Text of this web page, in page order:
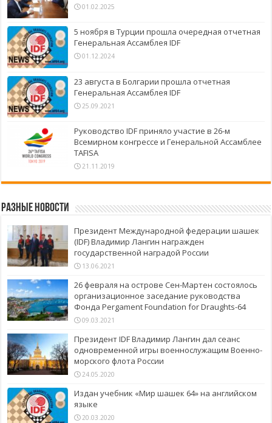
01.02.2025
5 ноября в Турции прошла очередная отчетная
Генеральная Ассамблея IDF
01.12.2024
23 августа в Болгарии прошла отчетная
Генеральная Ассамблея IDF
25.09.2021
Руководство IDF приняло участие в 26-м
Всемирном конгрессе и Генеральной Ассамблее
TAFISA
21.11.2019
Разные новости
Президент Международной федерации шашек
(IDF) Владимир Лангин награжден
государственной наградой России
13.06.2021
26 февраля на острове Сен-Мартен состоялось
организационное заседание руководства
Фонда Pergament Foundation for Draughts-64
09.03.2021
Президент IDF Владимир Лангин дал сеанс
одновременной игры военнослужащим Военно-
морского флота России
24.05.2020
Издан учебник «Мир шашек 64» на английском
языке
20.03.2020